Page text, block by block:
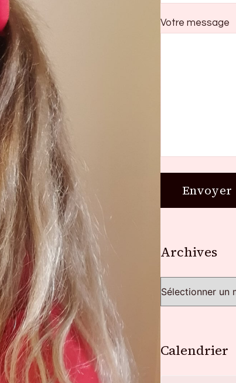
Votre message
Archives
Calendrier